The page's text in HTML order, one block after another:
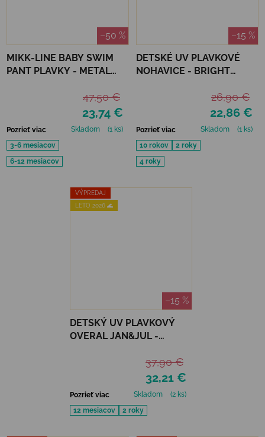
–50 %
MIKK-LINE BABY SWIM
PANT PLAVKY - METAL
23,74 €
47,50 €
Pozrieť viac Skladom
(1 ks)
3-6 mesiacov
6-12 mesiacov
–15 %
DETSKÉ UV PLAVKOVÉ
NOHAVICE - BRIGHT
22,86 €
26,90 €
Pozrieť viac Skladom
(1 ks)
10 rokov
2 roky
4 roky
VÝPREDAJ
LETO 2026 🌊
–15 %
DETSKÝ UV PLAVKOVÝ
OVERAL JAN&JUL -
32,21 €
37,90 €
Pozrieť viac Skladom
(2 ks)
12 mesiacov
2 roky